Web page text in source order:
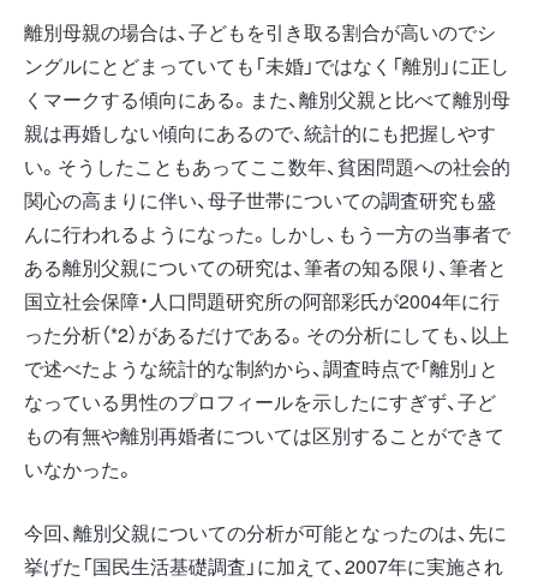
離別母親の場合は、子どもを引き取る割合が高いのでシ
ングルにとどまっていても「未婚」ではなく「離別」に正し
くマークする傾向にある。また、離別父親と比べて離別母
親は再婚しない傾向にあるので、統計的にも把握しやす
い。そうしたこともあってここ数年、貧困問題への社会的
関心の高まりに伴い、母子世帯についての調査研究も盛
んに行われるようになった。しかし、もう一方の当事者で
ある離別父親についての研究は、筆者の知る限り、筆者と
国立社会保障・人口問題研究所の阿部彩氏が2004年に行
った分析（*2）があるだけである。その分析にしても、以上
で述べたような統計的な制約から、調査時点で「離別」と
なっている男性のプロフィールを示したにすぎず、子ど
もの有無や離別再婚者については区別することができて
いなかった。
今回、離別父親についての分析が可能となったのは、先に
挙げた「国民生活基礎調査」に加えて、2007年に実施され